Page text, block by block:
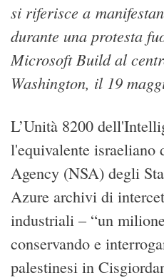
si riferisce a
durante una protesta
Microsoft Build al
Washington, il 19
L’Unità 8200
l'equivalente israeliano
Agency (NSA) degli
Azure archivi di
industriali – “un
conservando e
palestinesi in